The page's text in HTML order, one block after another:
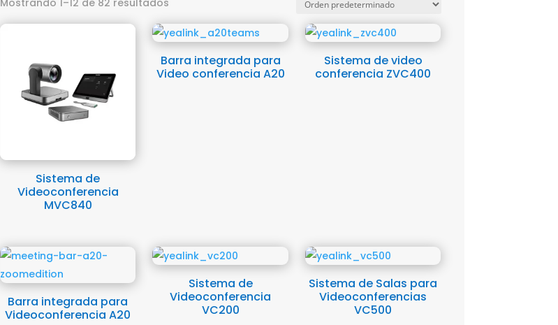
Mostrando 1–12 de 82 resultados
Sistema de
Videoconferencia
MVC840
Barra integrada para
Video conferencia A20
Sistema de video
conferencia ZVC400
Barra integrada para
Videoconferencia A20
Sistema de
Videoconferencia
VC200
Sistema de Salas para
Videoconferencias
VC500